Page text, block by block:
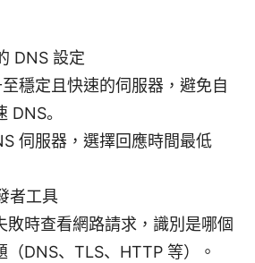
DNS 設定
穩定且快速的伺服器，避免自
DNS。
伺服器，選擇回應時間最低
者工具
敗時查看網路請求，識別是哪個
（DNS、TLS、HTTP 等）。